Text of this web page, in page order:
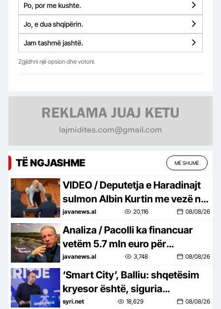
Po, por me kushte.
Jo, e dua shqipërin.
Jam tashmë jashtë.
Zgjidhni një opsion dhe votoni.
TË NGJASHME MË SHUMË
VIDEO / Deputetja e Haradinajt
sulmon Albin Kurtin me vezë në
Kuvend, dalin pamjet
javanews.al 20,116 08/08/26
Analiza / Pacolli ka financuar
vetëm 5.7 mln euro për
ndërtimin e Aeroportit nga
paratë e veta, edhe ato si hua
javanews.al 3,748 08/08/26
‘Smart City’, Balliu: shqetësim
kryesor është, siguria
kombëtare, të dhënat e
syri.net 18,629 08/08/26